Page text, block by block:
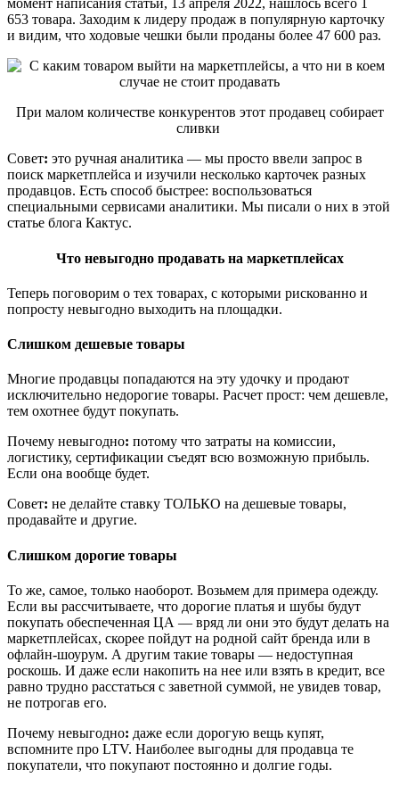
момент написания статьи, 13 апреля 2022, нашлось всего 1
653 товара. Заходим к лидеру продаж в популярную карточку
и видим, что ходовые чешки были проданы более 47 600 раз.
При малом количестве конкурентов этот продавец собирает
сливки
Совет: это ручная аналитика — мы просто ввели запрос в
поиск маркетплейса и изучили несколько карточек разных
продавцов. Есть способ быстрее: воспользоваться
специальными сервисами аналитики. Мы писали о них в этой
статье блога Кактус.
Что невыгодно продавать на маркетплейсах
Теперь поговорим о тех товарах, с которыми рискованно и
попросту невыгодно выходить на площадки.
Слишком дешевые товары
Многие продавцы попадаются на эту удочку и продают
исключительно недорогие товары. Расчет прост: чем дешевле,
тем охотнее будут покупать.
Почему невыгодно: потому что затраты на комиссии,
логистику, сертификации съедят всю возможную прибыль.
Если она вообще будет.
Совет: не делайте ставку ТОЛЬКО на дешевые товары,
продавайте и другие.
Слишком дорогие товары
То же, самое, только наоборот. Возьмем для примера одежду.
Если вы рассчитываете, что дорогие платья и шубы будут
покупать обеспеченная ЦА — вряд ли они это будут делать на
маркетплейсах, скорее пойдут на родной сайт бренда или в
офлайн-шоурум. А другим такие товары — недоступная
роскошь. И даже если накопить на нее или взять в кредит, все
равно трудно расстаться с заветной суммой, не увидев товар,
не потрогав его.
Почему невыгодно: даже если дорогую вещь купят,
вспомните про LTV. Наиболее выгодны для продавца те
покупатели, что покупают постоянно и долгие годы.